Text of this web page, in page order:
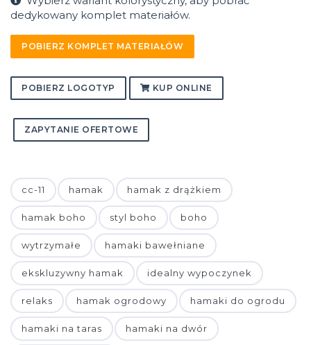
dedykowany komplet materiałów.
POBIERZ KOMPLET MATERIAŁÓW
POBIERZ LOGOTYP KUP ONLINE
ZAPYTANIE OFERTOWE
cc-11 hamak hamak z drążkiem
hamak boho styl boho boho
wytrzymałe hamaki bawełniane
ekskluzywny hamak idealny wypoczynek
relaks hamak ogrodowy hamaki do ogrodu
hamaki na taras hamaki na dwór